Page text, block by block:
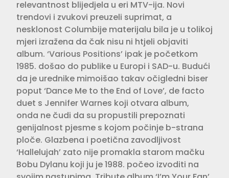
relevantnost blijedjela u eri MTV-ija. Novi
trendovi i zvukovi preuzeli suprimat, a
nesklonost Columbije materijalu bila je u tolikoj
mjeri izražena da čak nisu ni htjeli objaviti
album. ‘Various Positions’ ipak je početkom
1985. došao do publike u Europi i SAD-u. Budući
da je urednike mimoišao takav očigledni biser
poput ‘Dance Me to the End of Love’, de facto
duet s Jennifer Warnes koji otvara album,
onda ne čudi da su propustili prepoznati
genijalnost pjesme s kojom počinje b-strana
ploče. Glazbena i poetična zavodljivost
‘Hallelujah’ zato nije promakla starom mačku
Bobu Dylanu koji ju je 1988. počeo izvoditi na